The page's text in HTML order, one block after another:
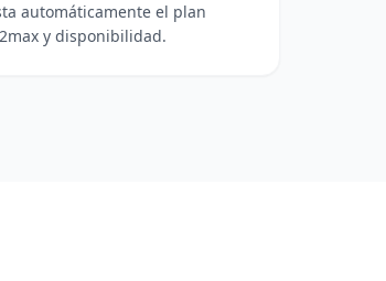
automáticamente el plan
y disponibilidad.